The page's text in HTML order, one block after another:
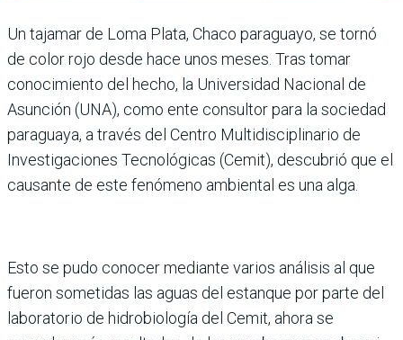
Un tajamar de Loma Plata, Chaco paraguayo, se tornó
de color rojo desde hace unos meses. Tras tomar
conocimiento del hecho, la Universidad Nacional de
Asunción (UNA), como ente consultor para la sociedad
paraguaya, a través del Centro Multidisciplinario de
Investigaciones Tecnológicas (Cemit), descubrió que el
causante de este fenómeno ambiental es una alga.
Esto se pudo conocer mediante varios análisis al que
fueron sometidas las aguas del estanque por parte del
laboratorio de hidrobiología del Cemit, ahora se